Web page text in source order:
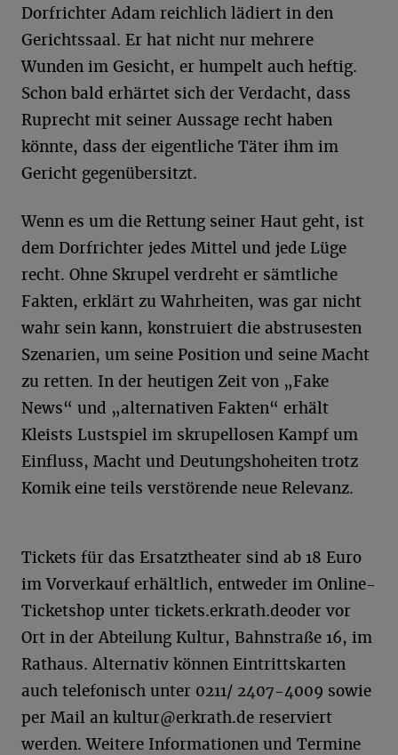
Dorfrichter Adam reichlich lädiert in den
Gerichtssaal. Er hat nicht nur mehrere
Wunden im Gesicht, er humpelt auch heftig.
Schon bald erhärtet sich der Verdacht, dass
Ruprecht mit seiner Aussage recht haben
könnte, dass der eigentliche Täter ihm im
Gericht gegenübersitzt.
Wenn es um die Rettung seiner Haut geht, ist
dem Dorfrichter jedes Mittel und jede Lüge
recht. Ohne Skrupel verdreht er sämtliche
Fakten, erklärt zu Wahrheiten, was gar nicht
wahr sein kann, konstruiert die abstrusesten
Szenarien, um seine Position und seine Macht
zu retten. In der heutigen Zeit von „Fake
News“ und „alternativen Fakten“ erhält
Kleists Lustspiel im skrupellosen Kampf um
Einfluss, Macht und Deutungshoheiten trotz
Komik eine teils verstörende neue Relevanz.
Tickets für das Ersatztheater sind ab 18 Euro
im Vorverkauf erhältlich, entweder im Online-
Ticketshop unter tickets.erkrath.deoder vor
Ort in der Abteilung Kultur, Bahnstraße 16, im
Rathaus. Alternativ können Eintrittskarten
auch telefonisch unter 0211/ 2407-4009 sowie
per Mail an kultur@erkrath.de reserviert
werden. Weitere Informationen und Termine